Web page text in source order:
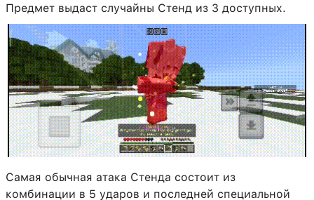
Предмет выдаст случайны Стенд из 3 доступных.
Самая обычная атака Стенда состоит из
комбинации в 5 ударов и последней специальной